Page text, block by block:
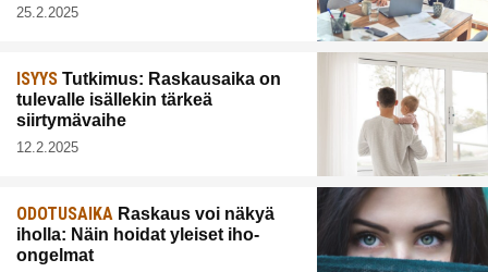
25.2.2025
ISYYS Tutkimus: Raskausaika on
tulevalle isällekin tärkeä
siirtymävaihe
12.2.2025
ODOTUSAIKA Raskaus voi näkyä
iholla: Näin hoidat yleiset iho-
ongelmat